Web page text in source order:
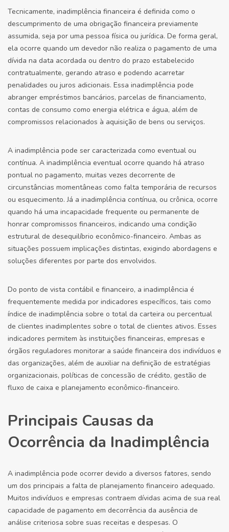
Tecnicamente, inadimplência financeira é definida como o
descumprimento de uma obrigação financeira previamente
assumida, seja por uma pessoa física ou jurídica. De forma geral,
ela ocorre quando um devedor não realiza o pagamento de uma
dívida na data acordada ou dentro do prazo estabelecido
contratualmente, gerando atraso e podendo acarretar
penalidades ou juros adicionais. Essa inadimplência pode
abranger empréstimos bancários, parcelas de financiamento,
contas de consumo como energia elétrica e água, além de
compromissos relacionados à aquisição de bens ou serviços.
A inadimplência pode ser caracterizada como eventual ou
contínua. A inadimplência eventual ocorre quando há atraso
pontual no pagamento, muitas vezes decorrente de
circunstâncias momentâneas como falta temporária de recursos
ou esquecimento. Já a inadimplência contínua, ou crônica, ocorre
quando há uma incapacidade frequente ou permanente de
honrar compromissos financeiros, indicando uma condição
estrutural de desequilíbrio econômico-financeiro. Ambas as
situações possuem implicações distintas, exigindo abordagens e
soluções diferentes por parte dos envolvidos.
Do ponto de vista contábil e financeiro, a inadimplência é
frequentemente medida por indicadores específicos, tais como
índice de inadimplência sobre o total da carteira ou percentual
de clientes inadimplentes sobre o total de clientes ativos. Esses
indicadores permitem às instituições financeiras, empresas e
órgãos reguladores monitorar a saúde financeira dos indivíduos e
das organizações, além de auxiliar na definição de estratégias
organizacionais, políticas de concessão de crédito, gestão de
fluxo de caixa e planejamento econômico-financeiro.
Principais Causas da
Ocorrência da Inadimplência
A inadimplência pode ocorrer devido a diversos fatores, sendo
um dos principais a falta de planejamento financeiro adequado.
Muitos indivíduos e empresas contraem dívidas acima de sua real
capacidade de pagamento em decorrência da ausência de
análise criteriosa sobre suas receitas e despesas. O